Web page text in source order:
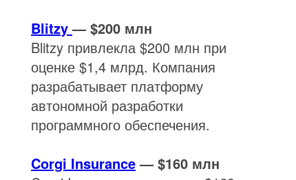
Blitzy— $200 млн
Blitzy привлекла $200 млн при
оценке $1,4 млрд. Компания
разрабатывает платформу
автономной разработки
программного обеспечения.
Corgi Insurance— $160 млн